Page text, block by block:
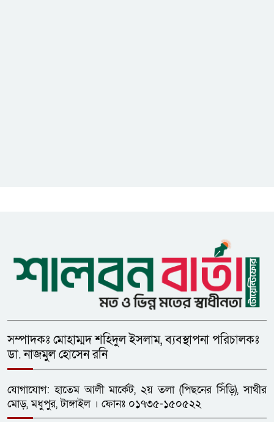
সম্পাদকঃ মোহাম্মদ শহিদুল ইসলাম, ব্যবস্থাপনা পরিচালকঃ
ডা. নাজমুল হোসেন রনি
যোগাযোগ: হাতেম আলী মার্কেট, ২য় তলা (পিছনের সিঁড়ি), সাথীর
মোড়, মধুপুর, টাঙ্গাইল । ফোনঃ ০১৭৩৫-১৫০৫২২